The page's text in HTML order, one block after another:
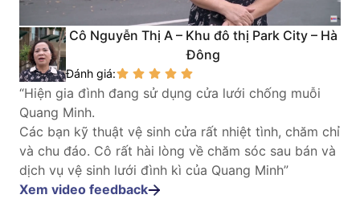
Cô Nguyễn Thị A – Khu đô thị Park City – Hà
Đông
Đánh giá:
“Hiện gia đình đang sử dụng cửa lưới chống muỗi
Quang Minh.
Các bạn kỹ thuật vệ sinh cửa rất nhiệt tình, chăm chỉ
và chu đáo. Cô rất hài lòng về chăm sóc sau bán và
dịch vụ vệ sinh lưới đình kì của Quang Minh”
Xem video feedback